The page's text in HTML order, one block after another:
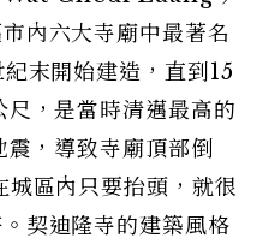
內六大寺廟中最著名
末開始建造，直到15
，是當時清邁最高的
，導致寺廟頂部倒
區內只要抬頭，就很
契迪隆寺的建築風格